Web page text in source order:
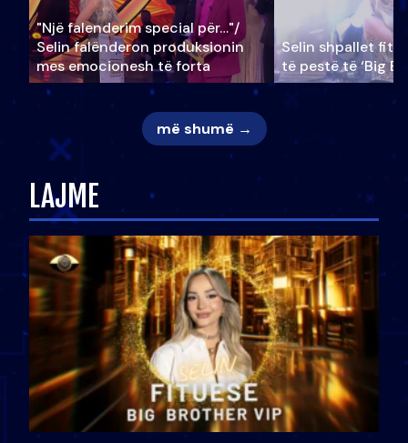
"Një falenderim special për…"/
Selin falënderon produksionin
mes emocionesh të forta
Selin shpallet
të pestë të ‘Big
më shumë →
LAJME